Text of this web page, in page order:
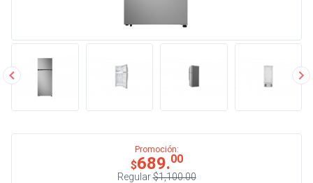
Promoción:
$689.00
Regular$1,100.00